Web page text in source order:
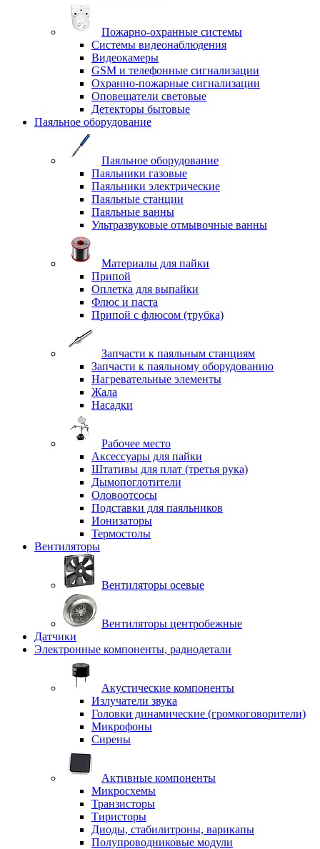
Пожарно-охранные системы
Системы видеонаблюдения
Видеокамеры
GSM и телефонные сигнализации
Охранно-пожарные сигнализации
Оповещатели световые
Детекторы бытовые
Паяльное оборудование
Паяльное оборудование
Паяльники газовые
Паяльники электрические
Паяльные станции
Паяльные ванны
Ультразвуковые отмывочные ванны
Материалы для пайки
Припой
Оплетка для выпайки
Флюс и паста
Припой с флюсом (трубка)
Запчасти к паяльным станциям
Запчасти к паяльному оборудованию
Нагревательные элементы
Жала
Насадки
Рабочее место
Аксессуары для пайки
Штативы для плат (третья рука)
Дымопоглотители
Оловоотсосы
Подставки для паяльников
Ионизаторы
Термостолы
Вентиляторы
Вентиляторы осевые
Вентиляторы центробежные
Датчики
Электронные компоненты, радиодетали
Акустические компоненты
Излучатели звука
Головки динамические (громкоговорители)
Микрофоны
Сирены
Активные компоненты
Микросхемы
Транзисторы
Тиристоры
Диоды, стабилитроны, варикапы
Полупроводниковые модули